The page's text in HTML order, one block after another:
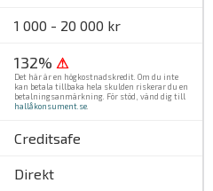
1 000 - 20 000 kr
132% ⚠
Det här är en högkostnadskredit. Om du inte
kan betala tillbaka hela skulden riskerar du en
betalningsanmärkning. För stöd, vänd dig till
hallåkonsument.se
Creditsafe
Direkt